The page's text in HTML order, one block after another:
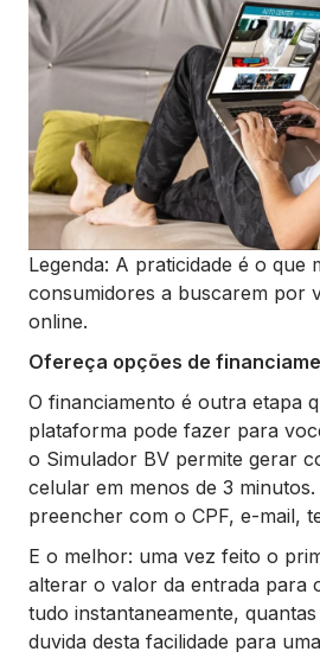
Legenda: A praticidade é o que
consumidores a buscarem por
online.
Ofereça opções de
O financiamento é outra etapa
plataforma pode fazer para
o Simulador BV permite gerar
celular em menos de 3
preencher com o CPF, e-mail,
E o melhor: uma vez feito o
alterar o valor da entrada para
tudo instantaneamente,
duvida desta facilidade para